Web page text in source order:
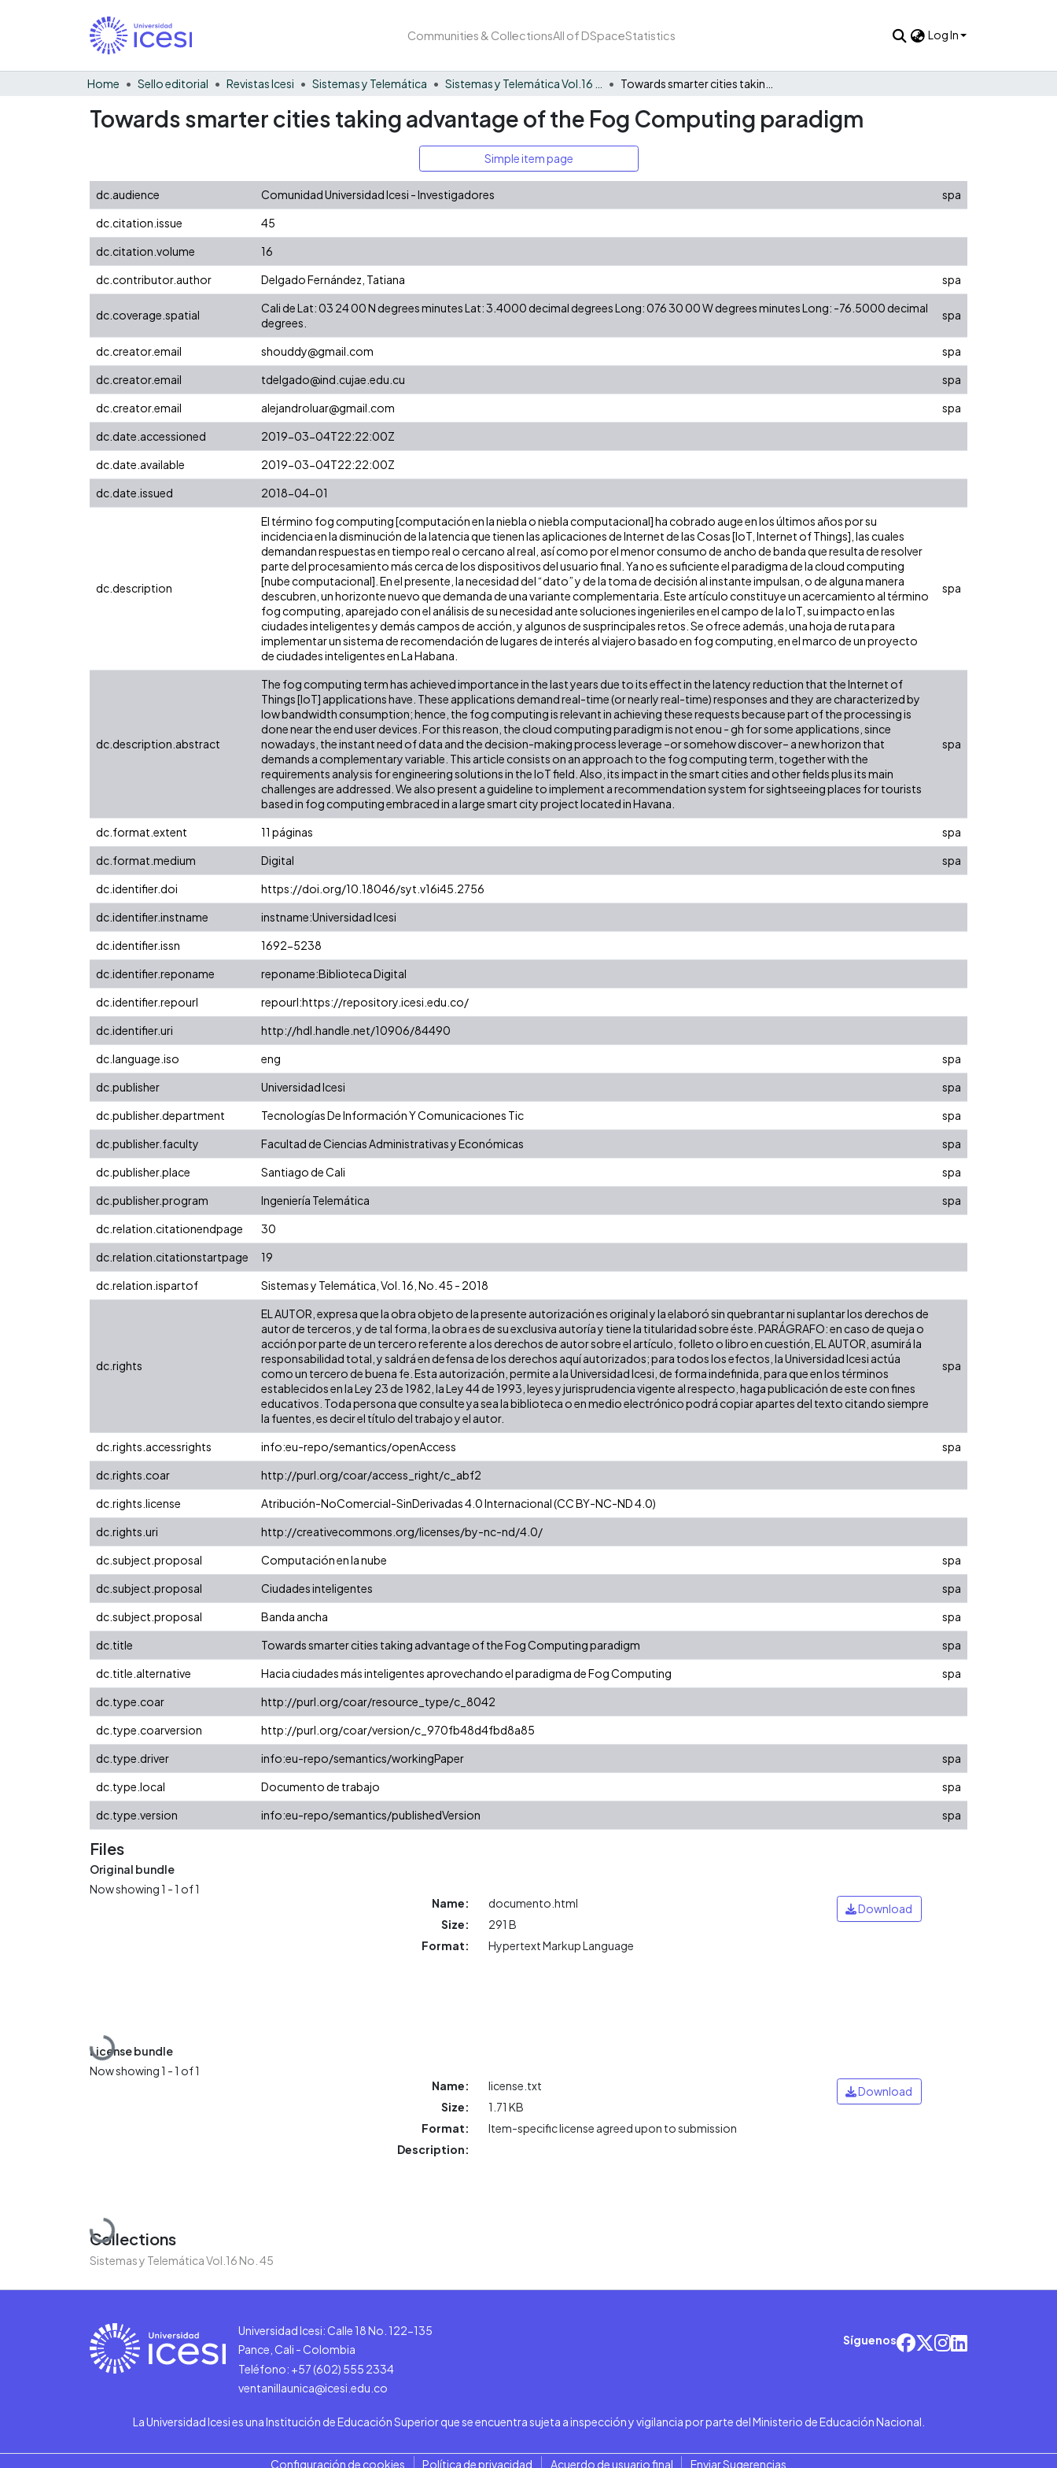
Communities & CollectionsAll of DSpaceStatistics Log In
Home Sello editorial Revistas Icesi Sistemas y Telemática
Towards smarter cities taking advantage of the Fog Computing paradigm
Simple item page
dc.audience Comunidad Universidad Icesi - Investigadores
spa
dc.citation.issue
45
dc.citation.volume
16
dc.contributor.author
Delgado Fernández, Tatiana spa
dc.coverage.spatial
Cali de Lat: 03 24 00 N degrees minutes Lat: 3.4000 decimal degrees Long: 076 30 00 W degrees minutes Long: -76.5000 decimal
degrees.
spa
dc.creator.email shouddy@gmail.com
spa
dc.creator.email
tdelgado@ind.cujae.edu.cu
spa
dc.creator.email
alejandroluar@gmail.com
spa
dc.date.accessioned
2019-03-04T22:22:00Z
dc.date.available
2019-03-04T22:22:00Z
dc.date.issued
2018-04-01
dc.description
El término fog computing [computación en la niebla o niebla computacional] ha cobrado auge en los últimos años por su
incidencia en la disminución de la latencia que tienen las aplicaciones de Internet de las Cosas [IoT, Internet of Things], las cuales
demandan respuestas en tiempo real o cercano al real, así como por el menor consumo de ancho de banda que resulta de resolver
parte del procesamiento más cerca de los dispositivos del usuario final. Ya no es suficiente el paradigma de la cloud computing
[nube computacional]. En el presente, la necesidad del “dato” y de la toma de decisión al instante impulsan, o de alguna manera
descubren, un horizonte nuevo que demanda de una variante complementaria. Este artículo constituye un acercamiento al término
fog computing, aparejado con el análisis de su necesidad ante soluciones ingenieriles en el campo de la IoT, su impacto en las
ciudades inteligentes y demás campos de acción, y algunos de susprincipales retos. Se ofrece además, una hoja de ruta para
implementar un sistema de recomendación de lugares de interés al viajero basado en fog computing, en el marco de un proyecto
de ciudades inteligentes en La Habana.
spa
dc.description.abstract
The fog computing term has achieved importance in the last years due to its effect in the latency reduction that the Internet of
Things [IoT] applications have. These applications demand real-time (or nearly real-time) responses and they are characterized by
low bandwidth consumption; hence, the fog computing is relevant in achieving these requests because part of the processing is
done near the end user devices. For this reason, the cloud computing paradigm is not enou - gh for some applications, since
nowadays, the instant need of data and the decision-making process leverage –or somehow discover– a new horizon that
demands a complementary variable. This article consists on an approach to the fog computing term, together with the
requirements analysis for engineering solutions in the IoT field. Also, its impact in the smart cities and other fields plus its main
challenges are addressed. We also present a guideline to implement a recommendation system for sightseeing places for tourists
based in fog computing embraced in a large smart city project located in Havana.
spa
dc.format.extent 11 páginas
spa
dc.format.medium
Digital
spa
dc.identifier.doi
https://doi.org/10.18046/syt.v16i45.2756
dc.identifier.instname
instname:Universidad Icesi
dc.identifier.issn
1692-5238
dc.identifier.reponame
reponame:Biblioteca Digital
dc.identifier.repourl
repourl:https://repository.icesi.edu.co/
dc.identifier.uri
http://hdl.handle.net/10906/84490
dc.language.iso
eng
spa
dc.publisher
Universidad Icesi
spa
dc.publisher.department
Tecnologías De Información Y Comunicaciones Tic
spa
dc.publisher.faculty
Facultad de Ciencias Administrativas y Económicas
spa
dc.publisher.place
Santiago de Cali
spa
dc.publisher.program
Ingeniería Telemática
spa
dc.relation.citationendpage
30
dc.relation.citationstartpage
19
dc.relation.ispartof
Sistemas y Telemática, Vol. 16, No. 45 - 2018
dc.rights
EL AUTOR, expresa que la obra objeto de la presente autorización es original y la elaboró sin quebrantar ni suplantar los derechos de
autor de terceros, y de tal forma, la obra es de su exclusiva autoría y tiene la titularidad sobre éste. PARÁGRAFO: en caso de queja o
acción por parte de un tercero referente a los derechos de autor sobre el artículo, folleto o libro en cuestión, EL AUTOR, asumirá la
responsabilidad total, y saldrá en defensa de los derechos aquí autorizados; para todos los efectos, la Universidad Icesi actúa
como un tercero de buena fe. Esta autorización, permite a la Universidad Icesi, de forma indefinida, para que en los términos
establecidos en la Ley 23 de 1982, la Ley 44 de 1993, leyes y jurisprudencia vigente al respecto, haga publicación de este con fines
educativos. Toda persona que consulte ya sea la biblioteca o en medio electrónico podrá copiar apartes del texto citando siempre
la fuentes, es decir el título del trabajo y el autor.
spa
dc.rights.accessrights info:eu-repo/semantics/openAccess
spa
dc.rights.coar
http://purl.org/coar/access_right/c_abf2
dc.rights.license
Atribución-NoComercial-SinDerivadas 4.0 Internacional (CC BY-NC-ND 4.0)
dc.rights.uri
http://creativecommons.org/licenses/by-nc-nd/4.0/
dc.subject.proposal
Computación en la nube
spa
dc.subject.proposal
Ciudades inteligentes
spa
dc.subject.proposal
Banda ancha
spa
dc.title
Towards smarter cities taking advantage of the Fog Computing paradigm
spa
dc.title.alternative
Hacia ciudades más inteligentes aprovechando el paradigma de Fog Computing
spa
dc.type.coar
http://purl.org/coar/resource_type/c_8042
dc.type.coarversion
http://purl.org/coar/version/c_970fb48d4fbd8a85
dc.type.driver
info:eu-repo/semantics/workingPaper
spa
dc.type.local
Documento de trabajo
spa
dc.type.version
info:eu-repo/semantics/publishedVersion spa
Files
Original bundle
Now showing1 - 1 of 1
Loading...
Name:
documento.html
Size:
291 B
Format:
Hypertext Markup Language
Download
License bundle
Now showing1 - 1 of 1
Loading...
Name:
license.txt
Size:
1.71 KB
Format:
Item-specific license agreed upon to submission
Description:
Download
Collections
Sistemas y Telemática Vol.16 No. 45
Universidad Icesi: Calle 18 No. 122-135
Pance, Cali - Colombia
Teléfono: +57 (602) 555 2334
ventanillaunica@icesi.edu.co
Síguenos
La Universidad Icesi es una Institución de Educación Superior que se encuentra sujeta a inspección y vigilancia por parte del Ministerio de Educación Nacional.
Configuración de cookies Política de privacidad Acuerdo de usuario final Enviar Sugerencias